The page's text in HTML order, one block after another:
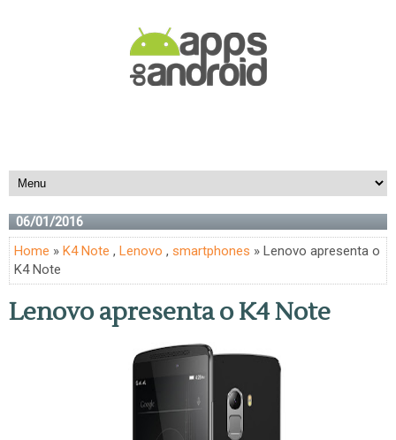
06/01/2016
Home » K4 Note , Lenovo , smartphones » Lenovo apresenta o
K4 Note
Lenovo apresenta o K4 Note